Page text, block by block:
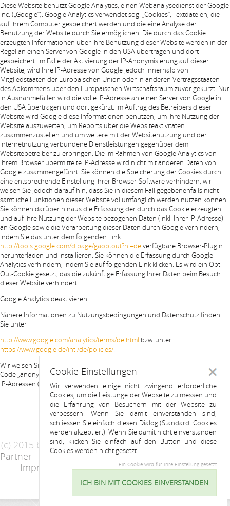
Diese Website benutzt Google Analytics, einen Webanalysedienst der Google
Inc. („Google“). Google Analytics verwendet sog. „Cookies“, Textdateien, die
auf Ihrem Computer gespeichert werden und die eine Analyse der
Benutzung der Website durch Sie ermöglichen. Die durch das Cookie
erzeugten Informationen über Ihre Benutzung dieser Website werden in der
Regel an einen Server von Google in den USA übertragen und dort
gespeichert. Im Falle der Aktivierung der IP-Anonymisierung auf dieser
Website, wird Ihre IP-Adresse von Google jedoch innerhalb von
Mitgliedstaaten der Europäischen Union oder in anderen Vertragsstaaten
des Abkommens über den Europäischen Wirtschaftsraum zuvor gekürzt. Nur
in Ausnahmefällen wird die volle IP-Adresse an einen Server von Google in
den USA übertragen und dort gekürzt. Im Auftrag des Betreibers dieser
Website wird Google diese Informationen benutzen, um Ihre Nutzung der
Website auszuwerten, um Reports über die Websiteaktivitäten
zusammenzustellen und um weitere mit der Websitenutzung und der
Internetnutzung verbundene Dienstleistungen gegenüber dem
Websitebetreiber zu erbringen. Die im Rahmen von Google Analytics von
Ihrem Browser übermittelte IP-Adresse wird nicht mit anderen Daten von
Google zusammengeführt. Sie können die Speicherung der Cookies durch
eine entsprechende Einstellung Ihrer Browser-Software verhindern; wir
weisen Sie jedoch darauf hin, dass Sie in diesem Fall gegebenenfalls nicht
sämtliche Funktionen dieser Website vollumfänglich werden nutzen können.
Sie können darüber hinaus die Erfassung der durch das Cookie erzeugten
und auf Ihre Nutzung der Website bezogenen Daten (inkl. Ihrer IP-Adresse)
an Google sowie die Verarbeitung dieser Daten durch Google verhindern,
indem Sie das unter dem folgenden Link
http://tools.google.com/dlpage/gaoptout?hl=deverfügbare Browser-Plugin
herunterladen und installieren. Sie können die Erfassung durch Google
Analytics verhindern, indem Sie auf folgenden Link klicken. Es wird ein Opt-
Out-Cookie gesetzt, das die zukünftige Erfassung Ihrer Daten beim Besuch
dieser Website verhindert:
Google Analytics deaktivieren
Nähere Informationen zu Nutzungsbedingungen und Datenschutz finden
Sie unter
http://www.google.com/analytics/terms/de.html bzw. unter
https://www.google.de/intl/de/policies/.
Wir weisen Sie darauf hin, dass auf dieser Website Google Analytics um den
Code „anonymizeIp“ erweitert wurde, um eine anonymisierte Erfassung von
IP-Adressen (sog. IP-Masking) zu gewährleisten.
(c) 2015 by Riess Apartments
Partner
AGB
Datenschutzerklärung
Impressum
Kontakt
Cookie
Cookie Einstellungen
Wir verwenden einige nicht zwingend erforderliche
Cookies, um die Leistunge der Webseite zu messen und
die Erfahrung von Besuchern mit der Website zu
verbessern. Wenn Sie damit einverstanden sind,
schliessen Sie einfach diesen Dialog (Standard: Cookies
werden akzeptiert). Wenn Sie damit nicht einverstanden
sind, klicken Sie einfach auf den Button und diese
Cookies werden nicht gesetzt.
Ein Cookie wird für Ihre Einstellung gesetzt
ICH BIN MIT COOKIES EINVERSTANDEN